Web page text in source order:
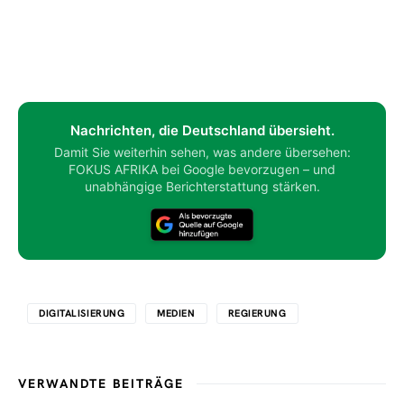
Nachrichten, die Deutschland übersieht.
Damit Sie weiterhin sehen, was andere übersehen:
FOKUS AFRIKA bei Google bevorzugen – und
unabhängige Berichterstattung stärken.
DIGITALISIERUNG MEDIEN REGIERUNG
VERWANDTE BEITRÄGE